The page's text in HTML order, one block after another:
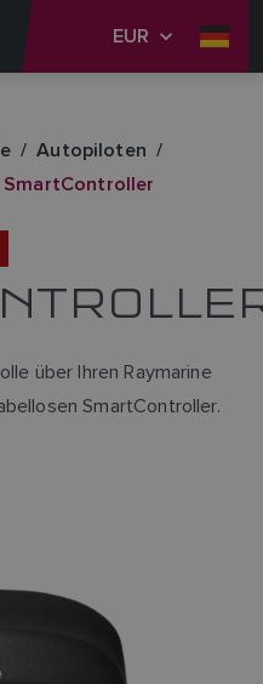
EUR
Autopiloten
SmartController
über Ihren Raymarine
SmartController.